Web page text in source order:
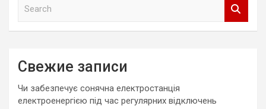
h
Свежие записи
Чи забезпечує сонячна електростанція
електроенергією під час регулярних відключень